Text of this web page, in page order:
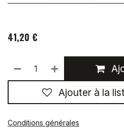
41,20 €
Ajouter à la
Conditions générales